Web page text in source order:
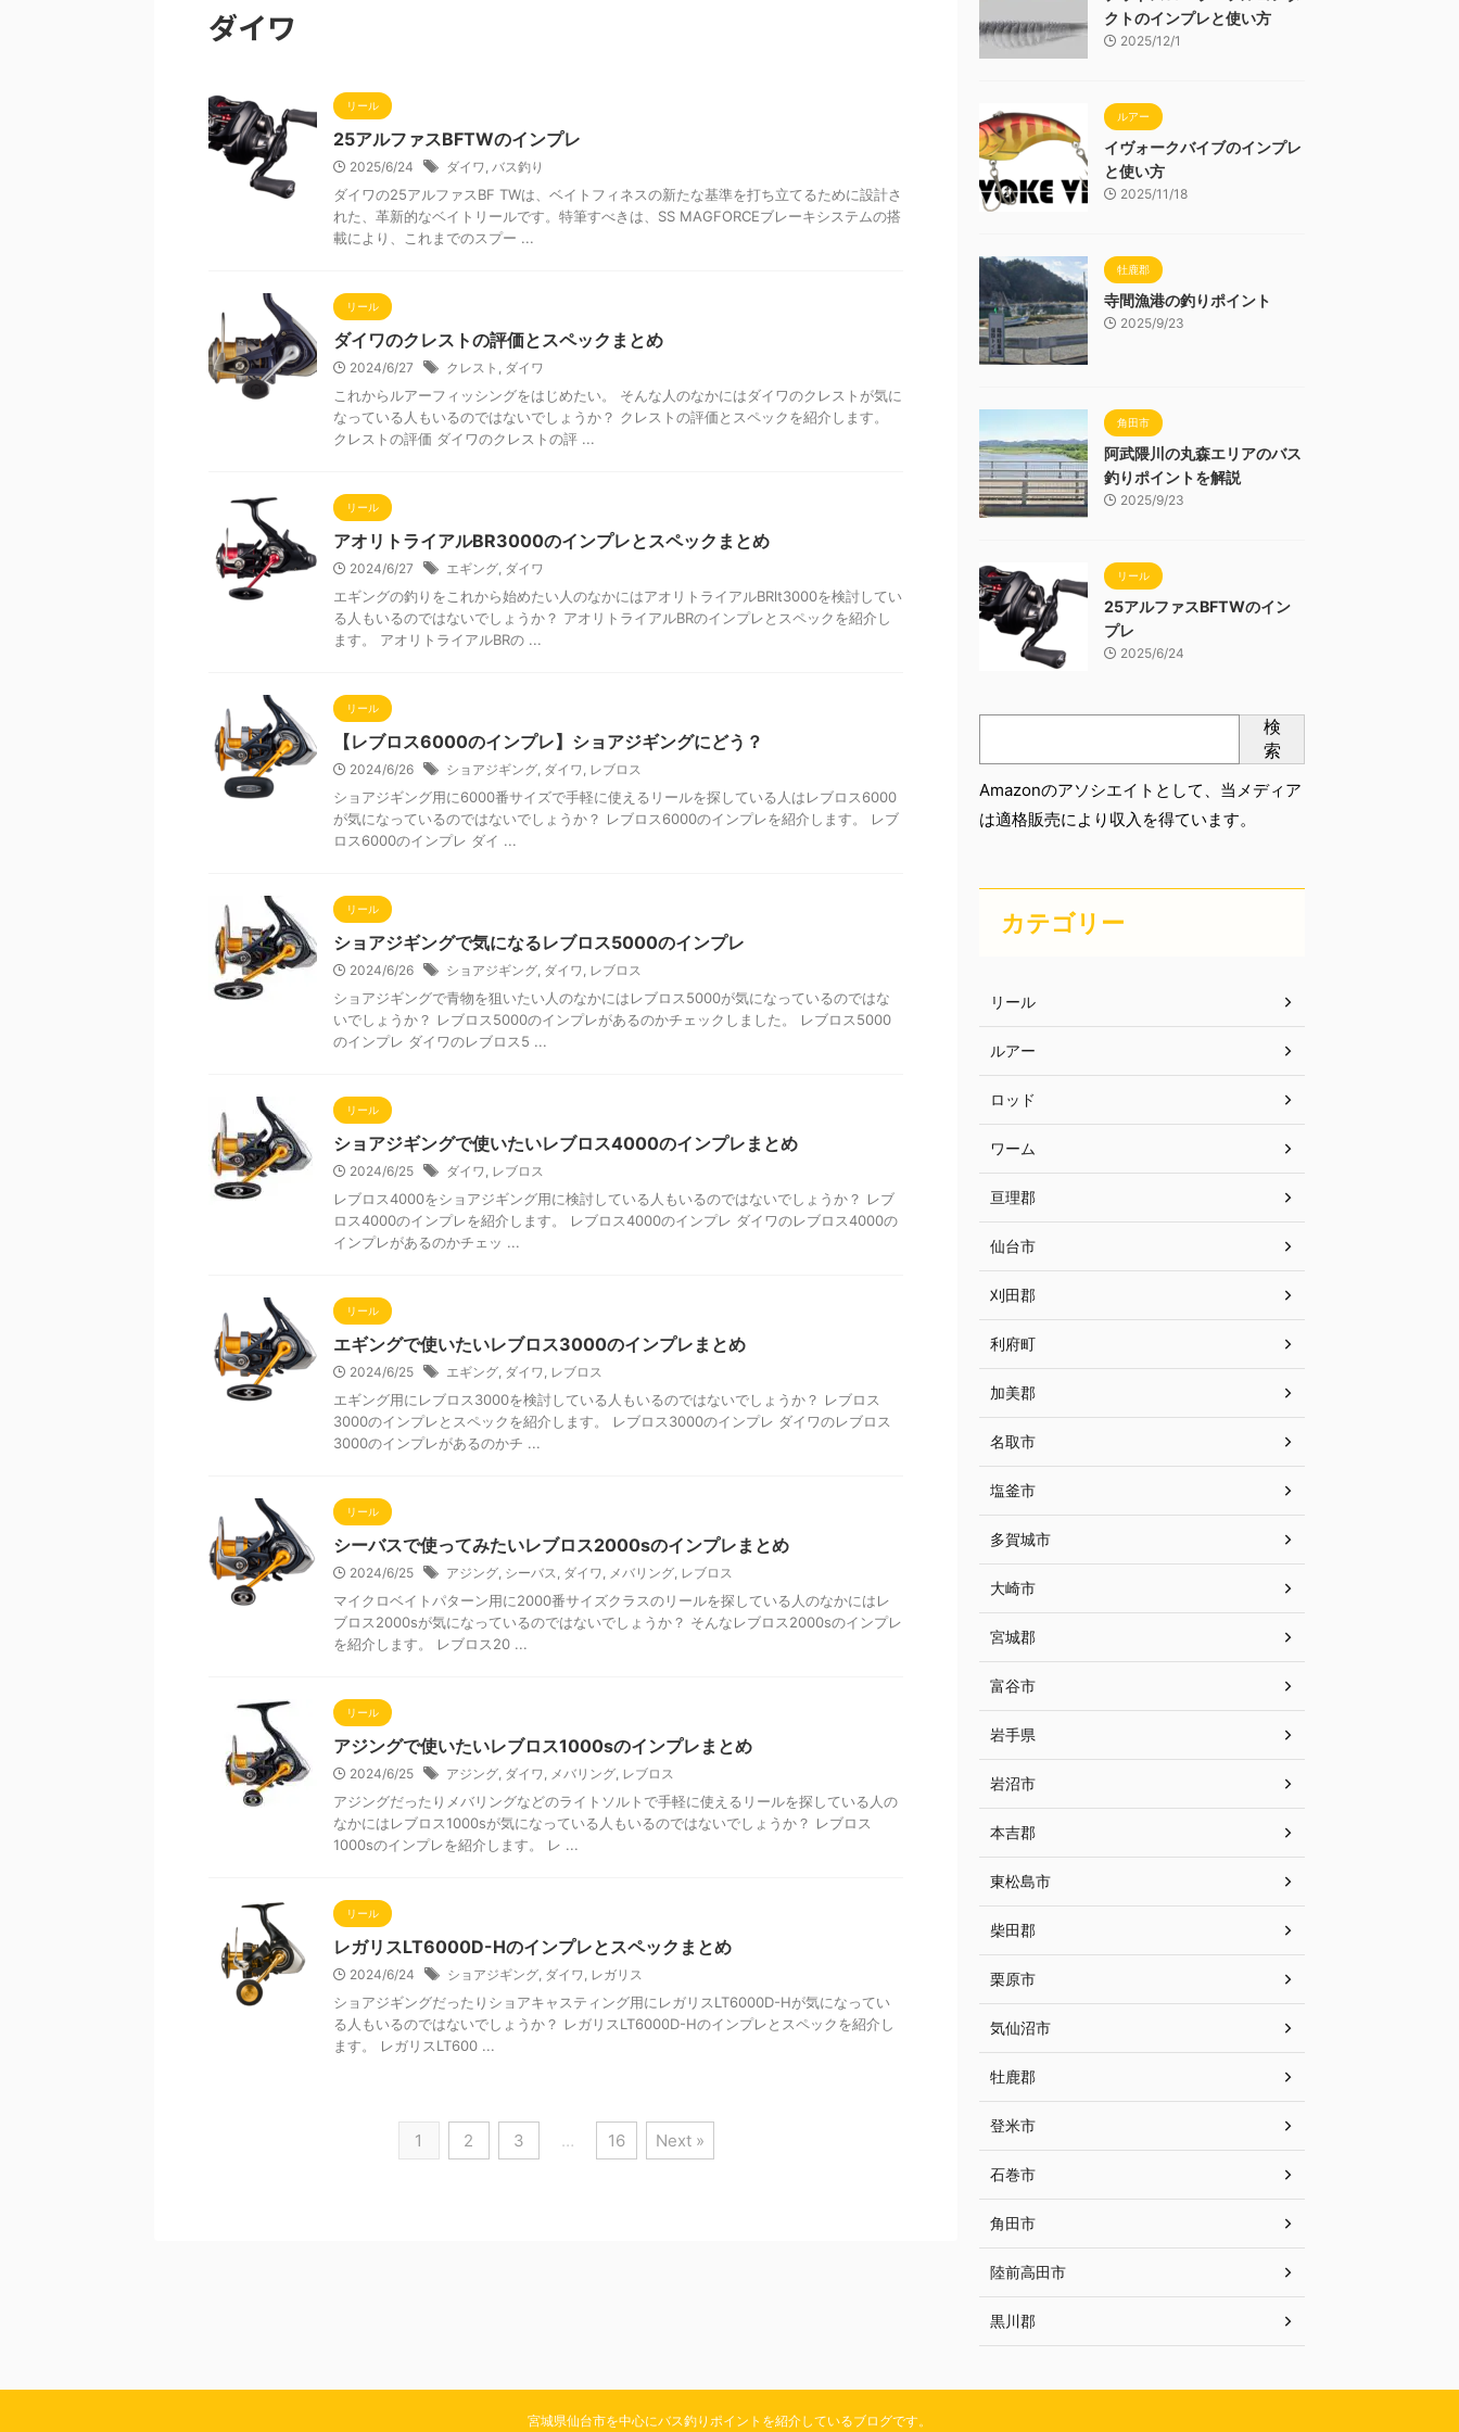
ダイワ
リール
25アルファスBFTWのインプレ
2025/6/24 ダイワ, バス釣り
ダイワの25アルファスBF TWは、ベイトフィネスの新たな基準を打ち立てるために設計さ
れた、革新的なベイトリールです。特筆すべきは、SS MAGFORCEブレーキシステムの搭
載により、これまでのスプー ...
リール
ダイワのクレストの評価とスペックまとめ
2024/6/27 クレスト , ダイワ
これからルアーフィッシングをはじめたい。 そんな人のなかにはダイワのクレストが気に
なっている人もいるのではないでしょうか？ クレストの評価とスペックを紹介します。
クレストの評価 ダイワのクレストの評 ...
リール
アオリトライアルBR3000のインプレとスペックまとめ
2024/6/27 エギング, ダイワ
エギングの釣りをこれから始めたい人のなかにはアオリトライアルBRlt3000を検討してい
る人もいるのではないでしょうか？ アオリトライアルBRのインプレとスペックを紹介し
ます。 アオリトライアルBRの ...
リール
【レブロス6000のインプレ】ショアジギングにどう？
2024/6/26 ショアジギング, ダイワ, レブロス
ショアジギング用に6000番サイズで手軽に使えるリールを探している人はレブロス6000
が気になっているのではないでしょうか？ レブロス6000のインプレを紹介します。 レブ
ロス6000のインプレ ダイ ...
リール
ショアジギングで気になるレブロス5000のインプレ
2024/6/26 ショアジギング, ダイワ, レブロス
ショアジギングで青物を狙いたい人のなかにはレブロス5000が気になっているのではな
いでしょうか？ レブロス5000のインプレがあるのかチェックしました。 レブロス5000
のインプレ ダイワのレブロス5 ...
リール
ショアジギングで使いたいレブロス4000のインプレまとめ
2024/6/25 ダイワ, レブロス
レブロス4000をショアジギング用に検討している人もいるのではないでしょうか？ レブ
ロス4000のインプレを紹介します。 レブロス4000のインプレ ダイワのレブロス4000の
インプレがあるのかチェッ ...
リール
エギングで使いたいレブロス3000のインプレまとめ
2024/6/25 エギング, ダイワ, レブロス
エギング用にレブロス3000を検討している人もいるのではないでしょうか？ レブロス
3000のインプレとスペックを紹介します。 レブロス3000のインプレ ダイワのレブロス
3000のインプレがあるのかチ ...
リール
シーバスで使ってみたいレブロス2000sのインプレまとめ
2024/6/25 アジング, シーバス, ダイワ, メバリング, レブロス
マイクロベイトパターン用に2000番サイズクラスのリールを探している人のなかにはレ
ブロス2000sが気になっているのではないでしょうか？ そんなレブロス2000sのインプレ
を紹介します。 レブロス20 ...
リール
アジングで使いたいレブロス1000sのインプレまとめ
2024/6/25 アジング, ダイワ, メバリング, レブロス
アジングだったりメバリングなどのライトソルトで手軽に使えるリールを探している人の
なかにはレブロス1000sが気になっている人もいるのではないでしょうか？ レブロス
1000sのインプレを紹介します。 レ ...
リール
レガリスLT6000D-Hのインプレとスペックまとめ
2024/6/24 ショアジギング, ダイワ, レガリス
ショアジギングだったりショアキャスティング用にレガリスLT6000D-Hが気になってい
る人もいるのではないでしょうか？ レガリスLT6000D-Hのインプレとスペックを紹介し
ます。 レガリスLT600 ...
1 2 3 … 16 Next »
クトのインプレと使い方
2025/12/1
ルアー
イヴォークバイブのインプレ
と使い方
2025/11/18
牡鹿郡
寺間漁港の釣りポイント
2025/9/23
角田市
阿武隈川の丸森エリアのバス
釣りポイントを解説
2025/9/23
リール
25アルファスBFTWのイン
プレ
2025/6/24
検
索
Amazonのアソシエイトとして、当メディア
は適格販売により収入を得ています。
カテゴリー
リール
ルアー
ロッド
ワーム
亘理郡
仙台市
刈田郡
利府町
加美郡
名取市
塩釜市
多賀城市
大崎市
宮城郡
富谷市
岩手県
岩沼市
本吉郡
東松島市
柴田郡
栗原市
気仙沼市
牡鹿郡
登米市
石巻市
角田市
陸前高田市
黒川郡
宮城県仙台市を中心にバス釣りポイントを紹介しているブログです。